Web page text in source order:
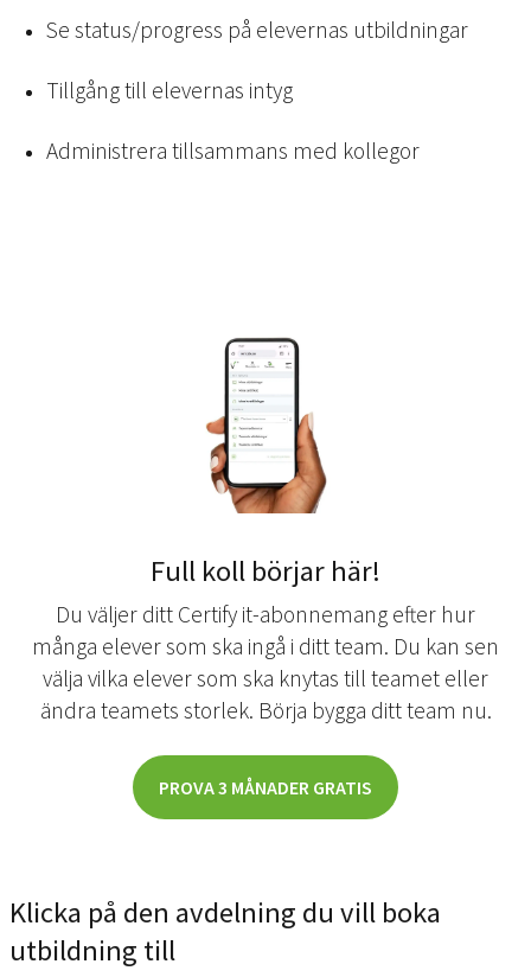
Se status/progress på elevernas utbildningar
Tillgång till elevernas intyg
Administrera tillsammans med kollegor
Full koll börjar här!
Du väljer ditt Certify it-abonnemang efter hur
många elever som ska ingå i ditt team. Du kan sen
välja vilka elever som ska knytas till teamet eller
ändra teamets storlek. Börja bygga ditt team nu.
PROVA 3 MÅNADER GRATIS
Klicka på den avdelning du vill boka
utbildning till